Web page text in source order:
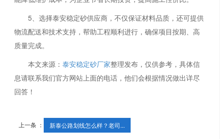
5、选择泰安稳定砂供应商，不仅保证材料品质，还可提供
物流配送和技术支持，帮助工程顺利进行，确保项目按期、高
质量完成。
本文来源：泰安稳定砂厂家整理发布，仅供参考，具体信
息请联系我们官方网站上面的电话，他们会根据情况做出详尽
回答！
上一条 ： 新泰公路划线怎么样？老司...